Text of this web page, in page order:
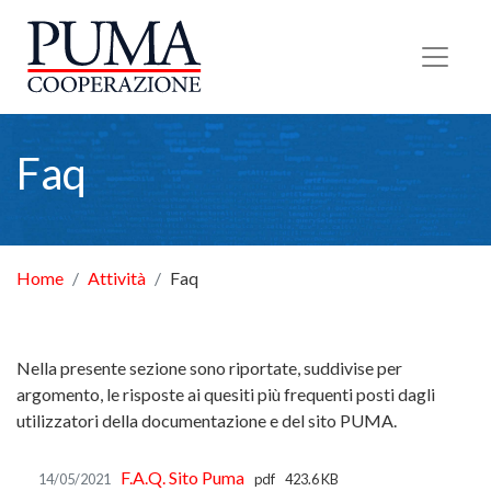
Torna alla Homepage
Faq
Home Attività Faq
Nella presente sezione sono riportate, suddivise per
argomento, le risposte ai quesiti più frequenti posti dagli
utilizzatori della documentazione e del sito PUMA.
14/05/2021 F.A.Q. Sito Puma pdf 423.6 KB